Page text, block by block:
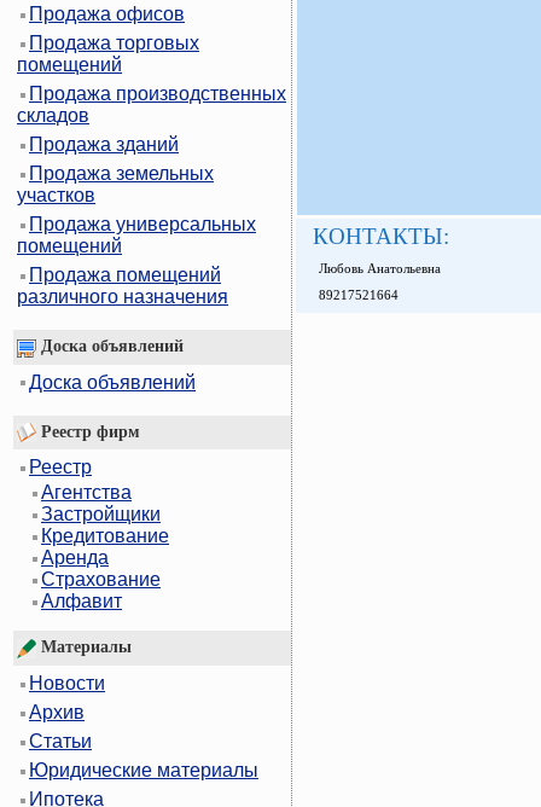
Продажа офисов
Продажа торговых
помещений
Продажа производственных
складов
Продажа зданий
Продажа земельных
участков
Продажа универсальных
помещений
Продажа помещений
различного назначения
Доска объявлений
Доска объявлений
Реестр фирм
Реестр
Агентства
Застройщики
Кредитование
Аренда
Страхование
Алфавит
Материалы
Новости
Архив
Статьи
Юридические материалы
Ипотека
КОНТАКТЫ:
Любовь Анатольевна
89217521664